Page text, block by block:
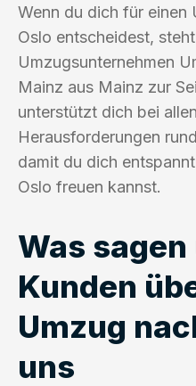
Wenn du dich für einen
Oslo entscheidest,
Umzugsunternehmen
Mainz aus Mainz zur
unterstützt dich bei
Herausforderungen
damit du dich
Oslo freuen kannst.
Was
Kunden
Umzug
uns